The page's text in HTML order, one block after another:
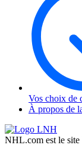
Vos choix de
À propos de
NHL.com est le